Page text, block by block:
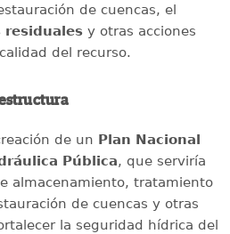
de cuencas, el
residualesy otras acciones
del recurso.
de un Plan Nacional
Pública, que serviría
almacenamiento, tratamiento
de cuencas y otras
la seguridad hídrica del